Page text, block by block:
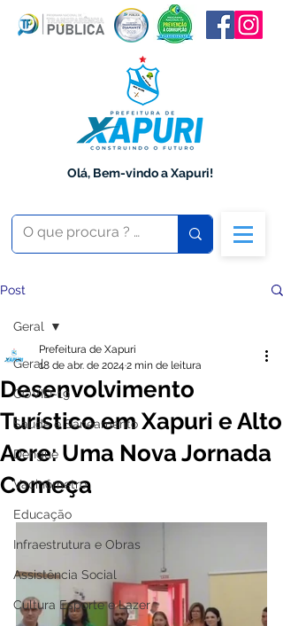
Olá, Bem-vindo a Xapuri!
Post
Geral
COVID-19
Saúde e Saneamento
Dengue
Vacinômetro
Educação
Infraestrutura e Obras
Assistência Social
Cultura Esporte e Lazer
Geral
Desenvolvimento
Turístico em Xapuri e Alto
Acre: Uma Nova Jornada
Começa
Prefeitura de Xapuri
18 de abr. de 2024 2 min de leitura